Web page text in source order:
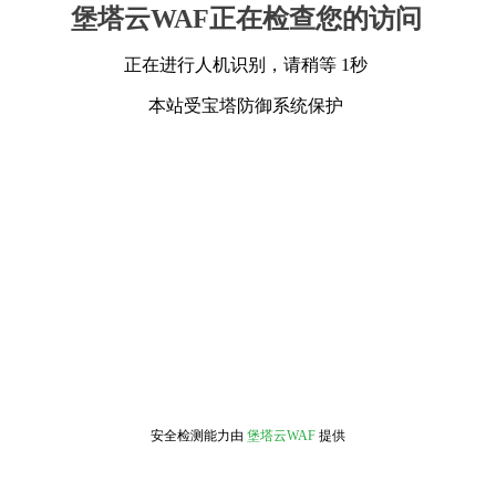
堡塔云WAF正在检查您的访问
正在进行人机识别，请稍等 1秒
本站受宝塔防御系统保护
安全检测能力由 堡塔云WAF 提供